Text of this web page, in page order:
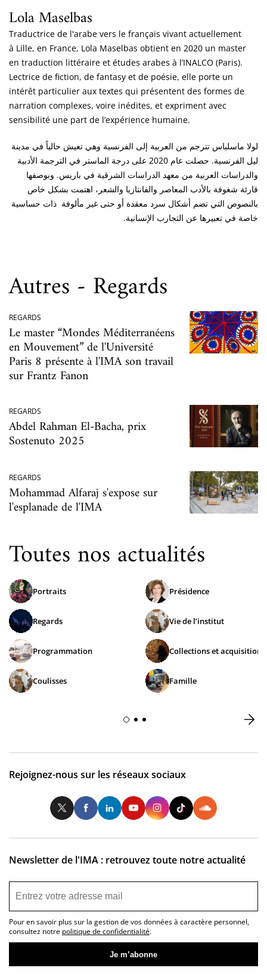
Lola Maselbas
Traductrice de l'arabe vers le français vivant actuellement
à Lille, en France, Lola Maselbas obtient en 2020 un master
en traduction littéraire et études arabes à l’INALCO (Paris).
Lectrice de fiction, de fantasy et de poésie, elle porte un
intérêt particulier aux textes qui présentent des formes de
narration complexes, voire inédites, et expriment avec
sensibilité une part de l’expérience humaine.
لولا ماسلباس تترجم من العربية إلى الفرنسية وهي تعيش حالياً في مدينة
ليل الفرنسية. حصلت عام 2020 على درجة الماستر في الترجمة الأدبية
والدراسات العربية من معهد الدراسات الشرقية في باريس. وبوصفها
قارئة شغوفة بالأدب المعاصر والفانتازيا والشعر، اهتمت بشكل خاص
بالنصوص التي تضم أشكال سرد معقدة أو حتى غير مألوفة ذات حساسية
خاصة في تعبيرها عن التجارب الإنسانية.
Autres - Regards
REGARDS
Le master “Mondes Méditerranéens
en Mouvement” de l'Université
Paris 8 présente à l'IMA son travail
sur Frantz Fanon
REGARDS
Abdel Rahman El-Bacha, prix
Sostenuto 2025
REGARDS
Mohammad Alfaraj s'expose sur
l'esplanade de l'IMA
Toutes nos actualités
Portraits
Regards
Programmation
Coulisses
Présidence
Vie de l’institut
Collections et acquisitions
Famille
Rejoignez-nous sur les réseaux sociaux
TwitterFacebookLinkedInYoutubeInstagram
Newsletter de l'IMA : retrouvez toute notre actualité
Pour en savoir plus sur la gestion de vos données à caractère personnel,
consultez notre politique de confidentialité.